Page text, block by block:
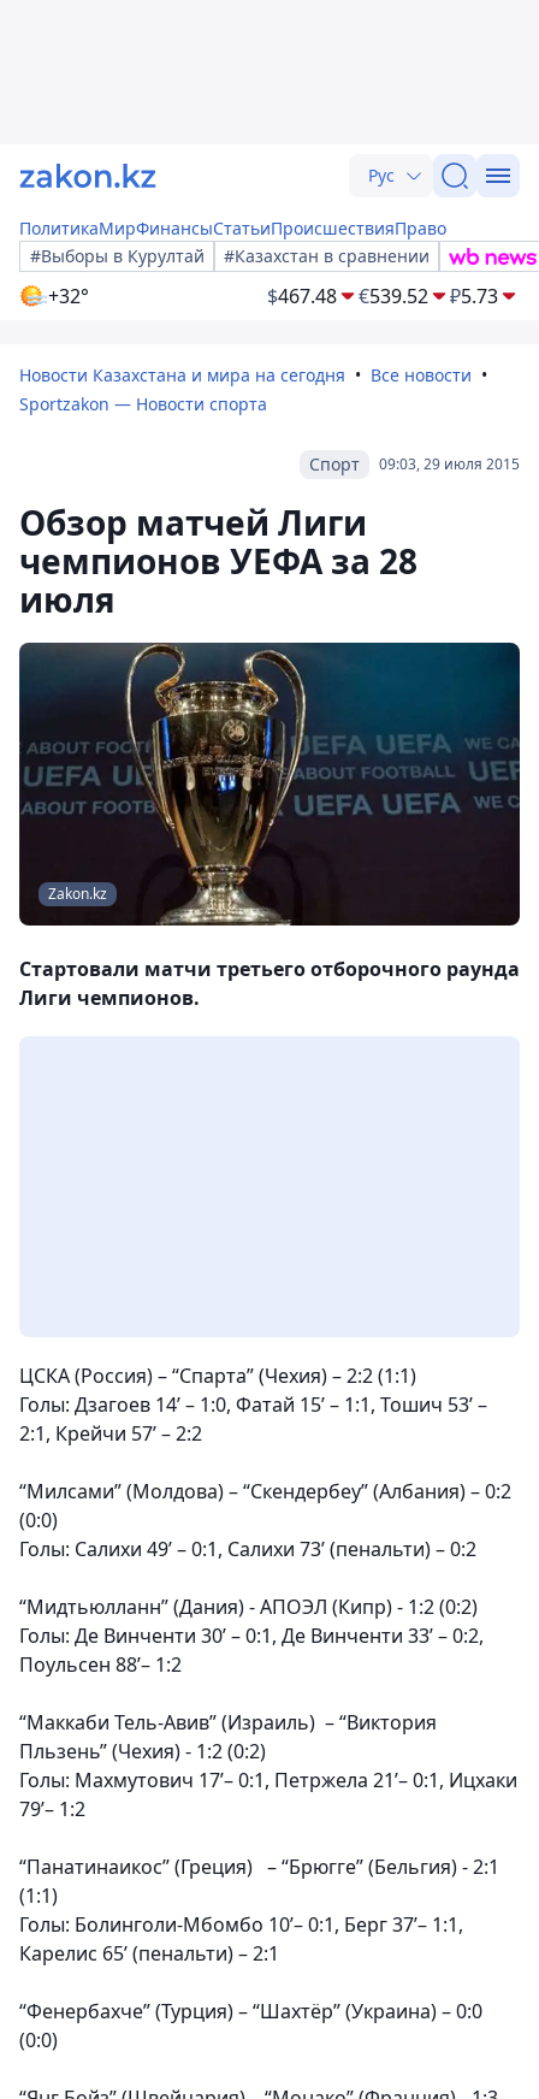
Рус
ПолитикаМирФинансыСтатьиПроисшествияПраво
#Выборы в Курултай
#Казахстан в сравнении
+32° $467.48 €539.52 ₽5.73
Новости Казахстана и мира на сегодня
Все новости
Sportzakon — Новости спорта
09:03, 29 июля 2015
Спорт
Обзор матчей Лиги
чемпионов УЕФА за 28
июля
Zakon.kz
Стартовали матчи третьего отборочного раунда
Лиги чемпионов.
ЦСКА (Россия) – “Спарта” (Чехия) – 2:2 (1:1)
Голы: Дзагоев 14’ – 1:0, Фатай 15’ – 1:1, Тошич 53’ –
2:1, Крейчи 57’ – 2:2
“Милсами” (Молдова) – “Скендербеу” (Албания) – 0:2
(0:0)
Голы: Салихи 49’ – 0:1, Салихи 73’ (пенальти) – 0:2
“Мидтьюлланн” (Дания) - АПОЭЛ (Кипр) - 1:2 (0:2)
Голы: Де Винченти 30’ – 0:1, Де Винченти 33’ – 0:2,
Поульсен 88’– 1:2
“Маккаби Тель-Авив” (Израиль) – “Виктория
Пльзень” (Чехия) - 1:2 (0:2)
Голы: Махмутович 17’– 0:1, Петржела 21’– 0:1, Ицхаки
79’– 1:2
“Панатинаикос” (Греция) – “Брюгге” (Бельгия) - 2:1
(1:1)
Голы: Болинголи-Мбомбо 10’– 0:1, Берг 37’– 1:1,
Карелис 65’ (пенальти) – 2:1
“Фенербахче” (Турция) – “Шахтёр” (Украина) – 0:0
(0:0)